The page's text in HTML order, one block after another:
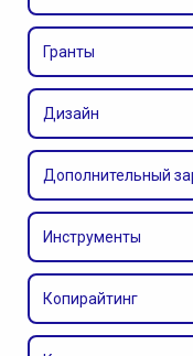
Гранты
Дизайн
Дополнительный
Инструменты
Копирайтинг